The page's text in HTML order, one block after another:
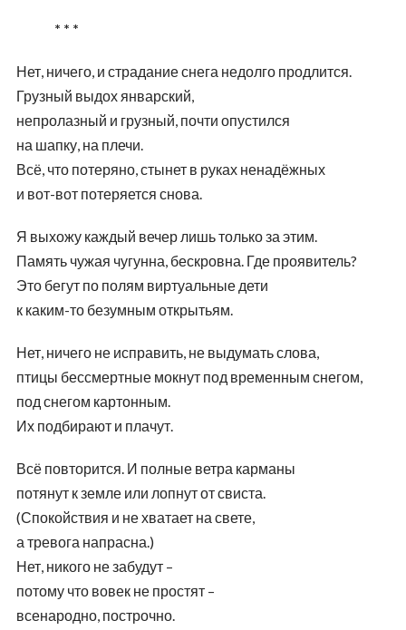
* * *
Нет, ничего, и страдание снега недолго продлится.
Грузный выдох январский,
непролазный и грузный, почти опустился
на шапку, на плечи.
Всё, что потеряно, стынет в руках ненадёжных
и вот-вот потеряется снова.
Я выхожу каждый вечер лишь только за этим.
Память чужая чугунна, бескровна. Где проявитель?
Это бегут по полям виртуальные дети
к каким-то безумным открытьям.
Нет, ничего не исправить, не выдумать слова,
птицы бессмертные мокнут под временным снегом,
под снегом картонным.
Их подбирают и плачут.
Всё повторится. И полные ветра карманы
потянут к земле или лопнут от свиста.
(Спокойствия и не хватает на свете,
а тревога напрасна.)
Нет, никого не забудут –
потому что вовек не простят –
всенародно, построчно.